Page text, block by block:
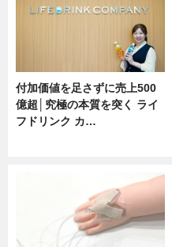
付加価値を足さずに売上500
億超│究極の本質を突く ライ
フドリンク カ…